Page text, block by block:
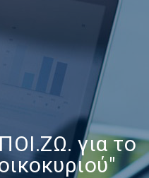
για το